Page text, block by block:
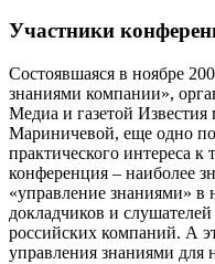
Участники
Состоявшаяся в ноябре
знаниями компании»,
Медиа и газетой
Мариничевой, еще одно
практического интереса
конференция – наиболее
«управление знаниями» в
докладчиков и
российских компаний. А
управления знаниями для